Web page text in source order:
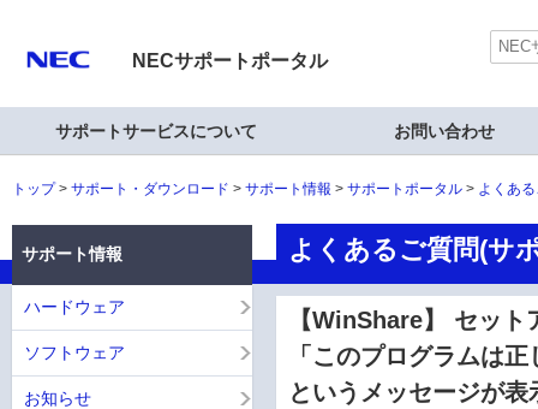
NECサポートポータル
サポートサービスについて お問い合わせ
トップ サポート・ダウンロード サポート情報 サポートポータル よくあ
よくあるご質問(サ
【WinShare】 セッ
「このプログラムは
というメッセージが
サポート情報
ハードウェア
ソフトウェア
お知らせ